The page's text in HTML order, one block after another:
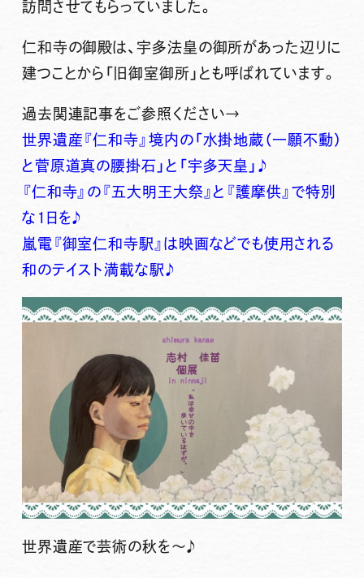
訪問させてもらっていました。
仁和寺の御殿は、宇多法皇の御所があった辺りに
建つことから「旧御室御所」とも呼ばれています。
過去関連記事をご参照ください→
世界遺産『仁和寺』境内の「水掛地蔵（一願不動）
と菅原道真の腰掛石」と「宇多天皇」♪
『仁和寺』の『五大明王大祭』と『護摩供』で特別
な1日を♪
嵐電『御室仁和寺駅』は映画などでも使用される
和のテイスト満載な駅♪
世界遺産で芸術の秋を〜♪